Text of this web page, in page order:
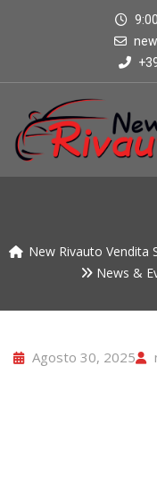
New Rivauto Vendita
News &
Agosto 30, 2025